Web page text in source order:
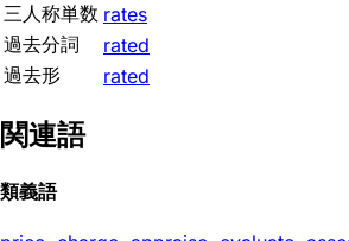
三人称単数 rates
過去分詞
rated
過去形
rated
関連語
類義語